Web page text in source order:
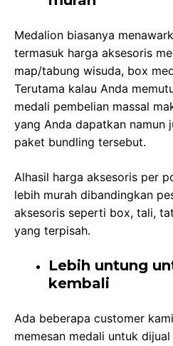
Medalion biasanya
termasuk harga aksesoris
map/tabung wisuda, box
Terutama kalau Anda
medali pembelian massal
yang Anda dapatkan namun
paket bundling tersebut.
Alhasil harga aksesoris per
lebih murah dibandingkan
aksesoris seperti box, tali,
yang terpisah.
Lebih untung
kembali
Ada beberapa customer
memesan medali untuk